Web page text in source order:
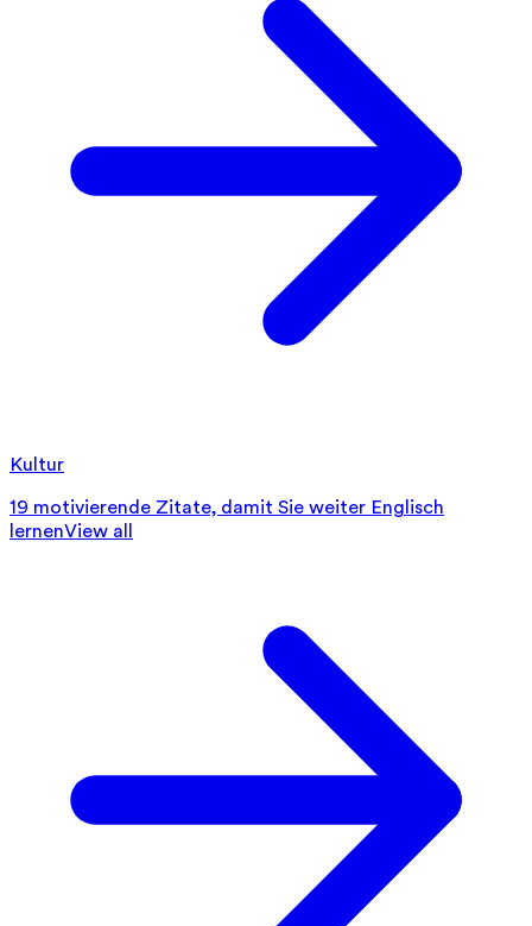
Kultur
19 motivierende Zitate, damit Sie weiter Englisch
lernenView all